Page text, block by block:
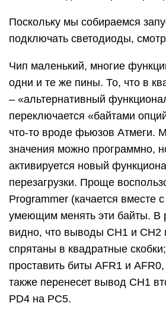
Поскольку мы собираемся
подключать светодиоды,
Чип маленький, многие
одни и те же пины. То, что в
– «альтернативный
переключается «байтами
что-то вроде фьюзов Атмеги.
значения можно программно,
активируется новый
перезагрузки. Проще
Programmer (качается вместе
умеющим менять эти байты. В
видно, что выводы CH1 и CH2
спрятаны в квадратные
проставить биты AFR1 и
также перенесет вывод CH1
PD4 на PC5.